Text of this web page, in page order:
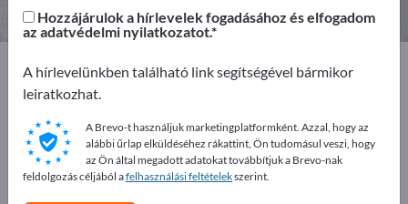
Exportpages
Nyersanyagok és alapanyagok
Műszaki textíliák
Hirdessen ingyen az Exportpages-
en!
Hozzájárulok a hírlevelek fogadásához és elfogadom
az adatvédelmi nyilatkozatot.
A hírlevelünkben található link segítségével bármikor
leiratkozhat.
A Brevo-t használjuk marketingplatformként. Azzal, hogy az
alábbi űrlap elküldéséhez rákattint, Ön tudomásul veszi, hogy
az Ön által megadott adatokat továbbítjuk a Brevo-nak
feldolgozás céljából afelhasználási feltételekszerint.